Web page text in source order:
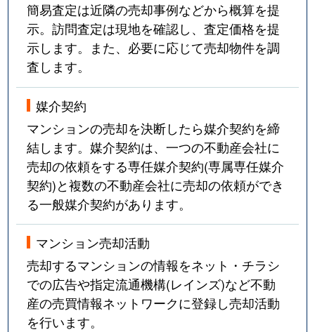
簡易査定は近隣の売却事例などから概算を提
示。訪問査定は現地を確認し、査定価格を提
示します。また、必要に応じて売却物件を調
査します。
媒介契約
マンションの売却を決断したら媒介契約を締
結します。媒介契約は、一つの不動産会社に
売却の依頼をする専任媒介契約(専属専任媒介
契約)と複数の不動産会社に売却の依頼ができ
る一般媒介契約があります。
マンション売却活動
売却するマンションの情報をネット・チラシ
での広告や指定流通機構(レインズ)など不動
産の売買情報ネットワークに登録し売却活動
を行います。